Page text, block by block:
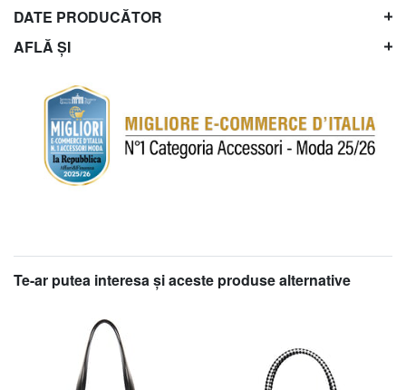
DATE PRODUCĂTOR
AFLĂ ȘI
Te-ar putea interesa şi aceste produse alternative